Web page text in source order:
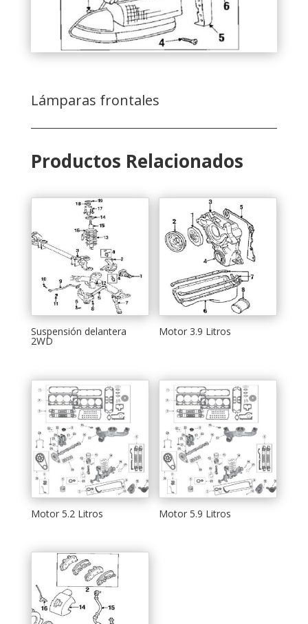
Lámparas frontales
Productos Relacionados
Suspensión delantera
2WD
Motor 3.9 Litros
Motor 5.2 Litros Motor 5.9 Litros